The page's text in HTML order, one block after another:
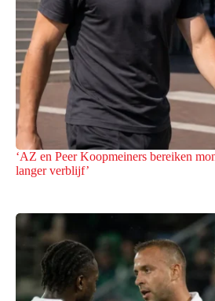
‘AZ en Peer Koopmeiners bereiken
langer verblijf’